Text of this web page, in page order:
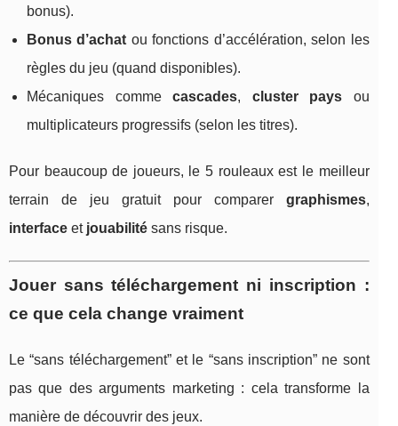
bonus).
Bonus d’achat ou fonctions d’accélération, selon les
règles du jeu (quand disponibles).
Mécaniques commecascades, cluster pays ou
multiplicateurs progressifs (selon les titres).
Pour beaucoup de joueurs, le 5 rouleaux est le meilleur
terrain de jeu gratuit pour comparer graphismes,
interface et jouabilité sans risque.
Jouer sans téléchargement ni inscription :
ce que cela change vraiment
Le “sans téléchargement” et le “sans inscription” ne sont
pas que des arguments marketing : cela transforme la
manière de découvrir des jeux.